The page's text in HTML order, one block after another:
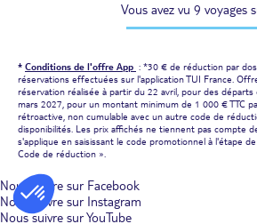
Vous avez vu 9 voyages
* Conditions de l'offre App : *30 € de réduction par
réservations effectuées sur l'application TUI France.
réservation réalisée à partir du 22 avril, pour des
mars 2027, pour un montant minimum de 1 000 € TTC
rétroactive, non cumulable avec un autre code de
disponibilités. Les prix affichés ne tiennent pas compte
s'applique en saisissant le code promotionnel à l'étape
Code de réduction ».
Nous suivre sur Facebook
Nous suivre sur Instagram
Nous suivre sur YouTube